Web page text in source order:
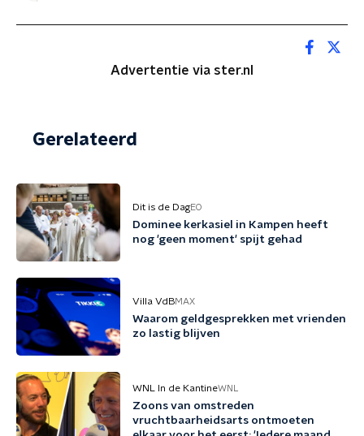
Advertentie via ster.nl
Gerelateerd
Dit is de DagEO
Dominee kerkasiel in Kampen heeft
nog 'geen moment' spijt gehad
Villa VdBMAX
Waarom geldgesprekken met vrienden
zo lastig blijven
WNL In de KantineWNL
Zoons van omstreden
vruchtbaarheidsarts ontmoeten